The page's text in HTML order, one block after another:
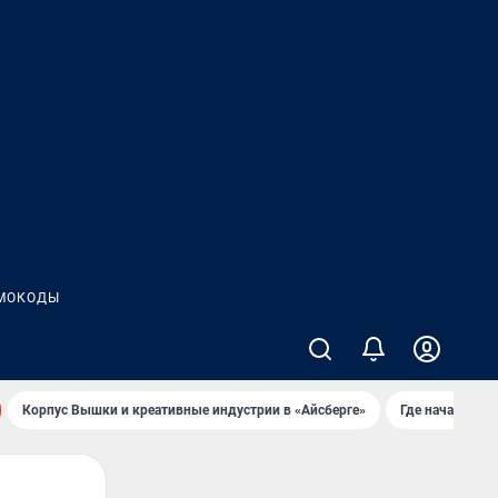
Корпус Вышки и креативные индустрии в «Айсберге» Где начать